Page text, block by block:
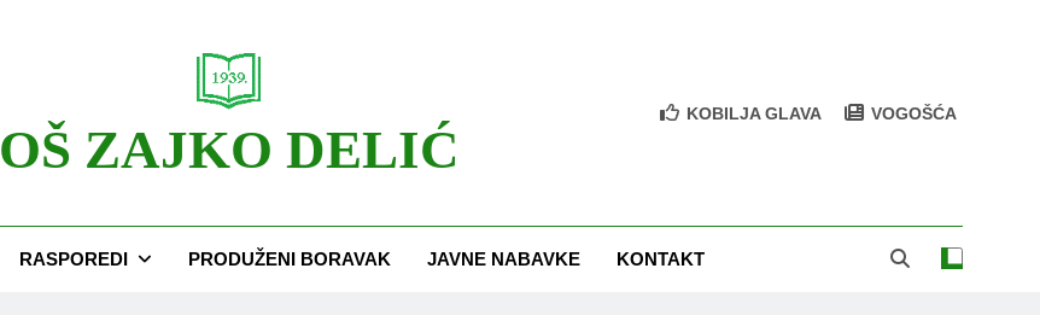
OŠ ZAJKO DELIĆ
KOBILJA GLAVA VOGOŠĆA
RASPOREDI PRODUŽENI BORAVAK JAVNE NABAVKE KONTAKT